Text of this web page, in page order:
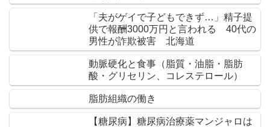
「夫がゲイで子どもできず…」精子提
供で報酬3000万円と言われる 40代の
男性が詐欺被害 北海道
動脈硬化と食事（脂質・油脂・脂肪
酸・グリセリン、コレステロール）
脂肪組織の働き
【糖尿病】糖尿病治療薬マンジャロは